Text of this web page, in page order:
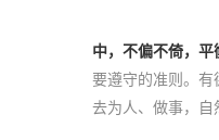
中，不偏不倚，平
要遵守的准则。有
去为人、做事，自